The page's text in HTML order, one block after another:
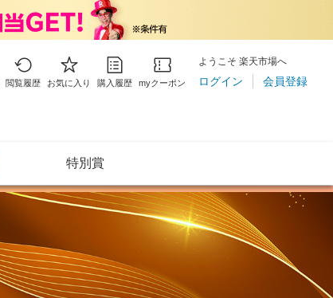
閲覧履歴 お気に入り 購入履歴 myクーポン
ようこそ 楽天市場へ
ログイン 会員登録
特別賞